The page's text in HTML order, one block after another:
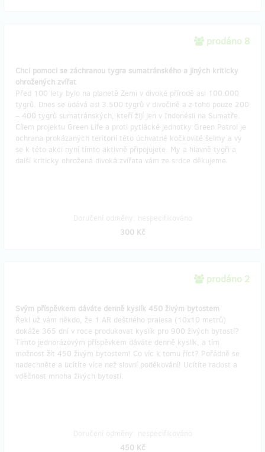
prodáno 8
Chci pomoci se záchranou tygra sumatránského a jiných kriticky
ohrožených zvířat
Před 100 lety bylo na planetě Zemi v divoké přírodě asi 100.000
tygrů. Dnes se udává asi 3.500 tygrů v divočině a z toho pouze 200
– 400 tygrů sumatránských, kteří žijí jen v Indonésii na Sumatře.
Cílem projektu Green Life a proti pytlácké jednotky Green Patrol je
ochrana prokázaných teritorií této úchvatné kočkovité šelmy a vy
se k této akci nyní tímto aktivně připojujete. My a hlavně tygři a
další kriticky ohrožená divoká zvířata vám ze srdce děkujeme.
300 Kč
prodáno 2
Svým příspěvkem dáváte denně kyslík 450 živým bytostem
Řekl už vám někdo, že 1 AR deštného pralesa (10x10 metrů)
dokáže 365 dní v roce produkovat kyslík pro 900 živých bytostí?
Tímto jednorázovým příspěvkem dáváte denně kyslík, a tím
možnost žít 450 živým bytostem! Co víc k tomu říct? Pořádně se
nadechněte a ucítíte více než slovní poděkování! Ucítíte radost a
vděčnost mnoha živých bytostí.
450 Kč